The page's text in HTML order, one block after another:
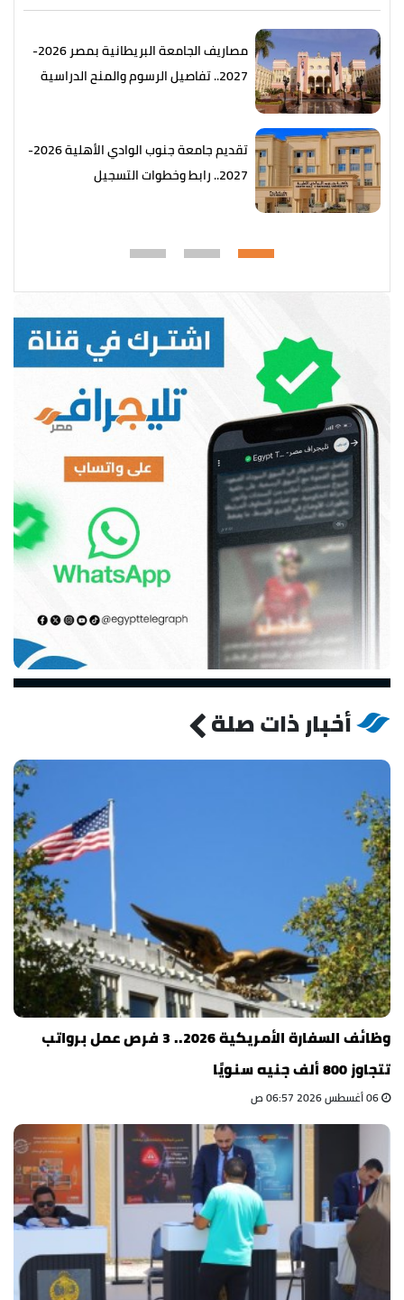
مصاريف الجامعة البريطانية بمصر 2026-
2027.. تفاصيل الرسوم والمنح الدراسية
تقديم جامعة جنوب الوادي الأهلية 2026-
2027.. رابط وخطوات التسجيل
أخبار ذات صلة
وظائف السفارة الأمريكية 2026.. 3 فرص عمل برواتب
تتجاوز 800 ألف جنيه سنويًا